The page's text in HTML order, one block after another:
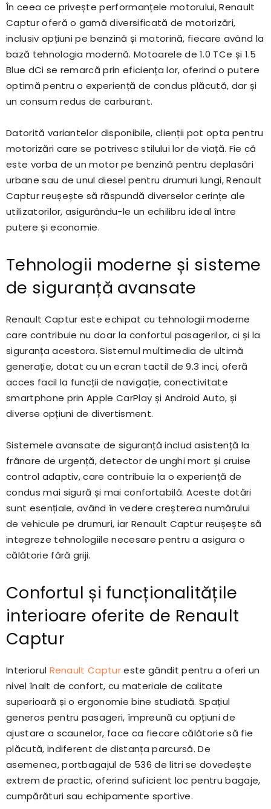
În ceea ce privește performanțele motorului, Renault
Captur oferă o gamă diversificată de motorizări,
inclusiv opțiuni pe benzină și motorină, fiecare având la
bază tehnologia modernă. Motoarele de 1.0 TCe și 1.5
Blue dCi se remarcă prin eficiența lor, oferind o putere
optimă pentru o experiență de condus plăcută, dar și
un consum redus de carburant.
Datorită variantelor disponibile, clienții pot opta pentru
motorizări care se potrivesc stilului lor de viață. Fie că
este vorba de un motor pe benzină pentru deplasări
urbane sau de unul diesel pentru drumuri lungi, Renault
Captur reușește să răspundă diverselor cerințe ale
utilizatorilor, asigurându-le un echilibru ideal între
putere și economie.
Tehnologii moderne și sisteme
de siguranță avansate
Renault Captur este echipat cu tehnologii moderne
care contribuie nu doar la confortul pasagerilor, ci și la
siguranța acestora. Sistemul multimedia de ultimă
generație, dotat cu un ecran tactil de 9.3 inci, oferă
acces facil la funcții de navigație, conectivitate
smartphone prin Apple CarPlay și Android Auto, și
diverse opțiuni de divertisment.
Sistemele avansate de siguranță includ asistență la
frânare de urgență, detector de unghi mort și cruise
control adaptiv, care contribuie la o experiență de
condus mai sigură și mai confortabilă. Aceste dotări
sunt esențiale, având în vedere creșterea numărului
de vehicule pe drumuri, iar Renault Captur reușește să
integreze tehnologiile necesare pentru a asigura o
călătorie fără griji.
Confortul și funcționalitățile
interioare oferite de Renault
Captur
Interiorul Renault Captureste gândit pentru a oferi un
nivel înalt de confort, cu materiale de calitate
superioară și o ergonomie bine studiată. Spațiul
generos pentru pasageri, împreună cu opțiuni de
ajustare a scaunelor, face ca fiecare călătorie să fie
plăcută, indiferent de distanța parcursă. De
asemenea, portbagajul de 536 de litri se dovedește
extrem de practic, oferind suficient loc pentru bagaje,
cumpărături sau echipamente sportive.